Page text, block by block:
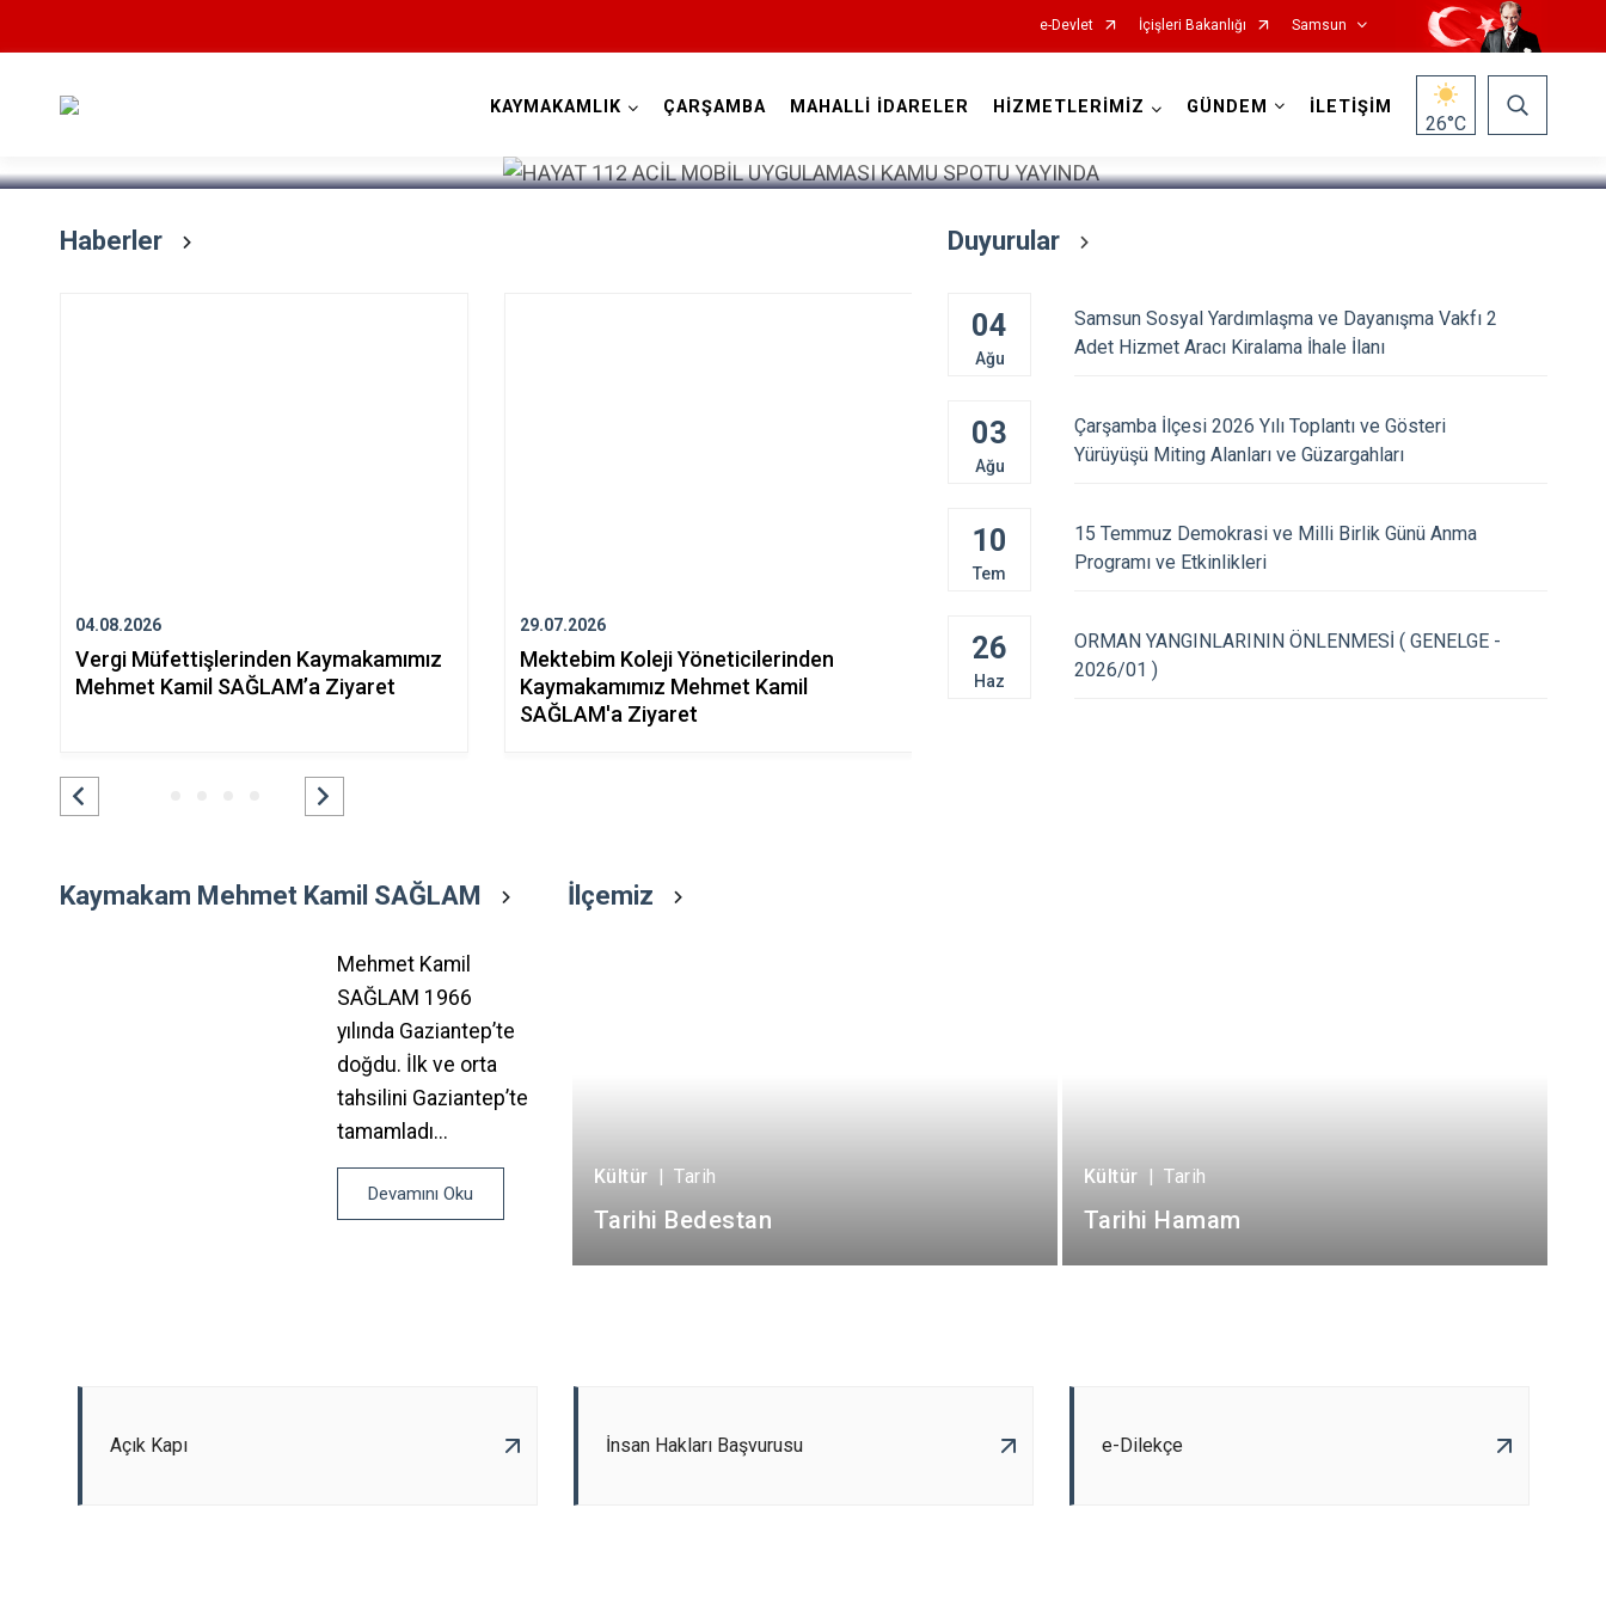
e-Devlet İçişleri Bakanlığı Samsun
19 Mayıs
Alaçam
Asarcık
Ayvacık
Çarşamba
Havza
Ladik
Salıpazarı
Terme
Vezirköprü
Atakum
KAYMAKAMLIK ÇARŞAMBA MAHALLİ İDARELER HİZMETLERİMİZ GÜNDEM İLETİŞİM
26°C
Haberler
04.08.2026
Vergi Müfettişlerinden Kaymakamımız
Mehmet Kamil SAĞLAM’a Ziyaret
29.07.2026
Mektebim Koleji Yöneticilerinden
Kaymakamımız Mehmet Kamil
SAĞLAM'a Ziyaret
İhtiyaç Sahibi Engelli Vatandaşlarımıza
Akülü Sandalye Desteği
Duyurular
04
Ağu
Samsun Sosyal Yardımlaşma ve Dayanışma Vakfı 2
Adet Hizmet Aracı Kiralama İhale İlanı
03
Ağu
Çarşamba İlçesi 2026 Yılı Toplantı ve Gösteri
Yürüyüşü Miting Alanları ve Güzargahları
10
Tem
15 Temmuz Demokrasi ve Milli Birlik Günü Anma
Programı ve Etkinlikleri
26
Haz
ORMAN YANGINLARININ ÖNLENMESİ ( GENELGE -
2026/01 )
Kaymakam Mehmet Kamil SAĞLAM
Mehmet Kamil
SAĞLAM 1966
yılında Gaziantep’te
doğdu. İlk ve orta
tahsilini Gaziantep’te
tamamladı...
Devamını Oku
İlçemiz
Kültür | Tarih
Tarihi Bedestan
Kültür | Tarih
Tarihi Hamam
Açık Kapı İnsan Hakları Başvurusu e-Dilekçe